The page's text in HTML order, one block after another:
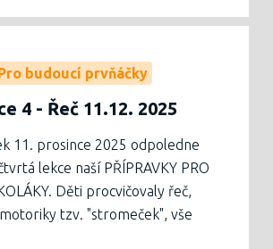
do první třídy, vícezde.
krabici v zádveří školy.
budoucí prvňáčky
4 - Řeč 11.12. 2025
11. prosince 2025 odpoledne
lekce naší PŘÍPRAVKY PRO
Děti procvičovaly řeč,
tzv. "stromeček", vše